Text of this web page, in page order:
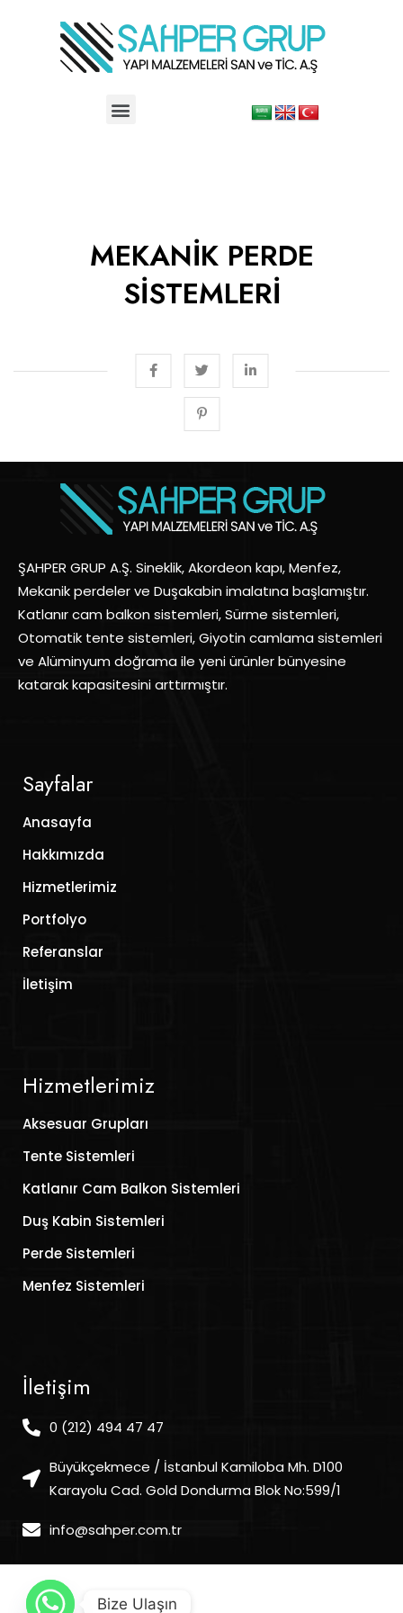
MEKANİK PERDE
SİSTEMLERİ
ŞAHPER GRUP A.Ş. Sineklik, Akordeon kapı, Menfez,
Mekanik perdeler ve Duşakabin imalatına başlamıştır.
Katlanır cam balkon sistemleri, Sürme sistemleri,
Otomatik tente sistemleri, Giyotin camlama sistemleri
ve Alüminyum doğrama ile yeni ürünler bünyesine
katarak kapasitesini arttırmıştır.
Sayfalar
Anasayfa
Hakkımızda
Hizmetlerimiz
Portfolyo
Referanslar
İletişim
Hizmetlerimiz
Aksesuar Grupları
Tente Sistemleri
Katlanır Cam Balkon Sistemleri
Duş Kabin Sistemleri
Perde Sistemleri
Menfez Sistemleri
İletişim
0 (212) 494 47 47
Büyükçekmece / İstanbul Kamiloba Mh. D100
Karayolu Cad. Gold Dondurma Blok No:599/1
info@sahper.com.tr
Bize Ulaşın